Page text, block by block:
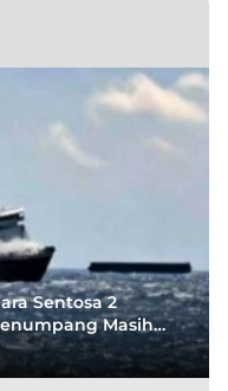
Sentosa 2
Masih
Evakuasi